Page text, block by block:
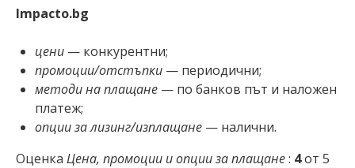
Impacto.bg
цени — конкурентни;
промоции/отстъпки — периодични;
методи на плащане — по банков път и наложен
платеж;
опции за лизинг/изплащане — налични.
Оценка Цена, промоции и опции за плащане: 4от 5